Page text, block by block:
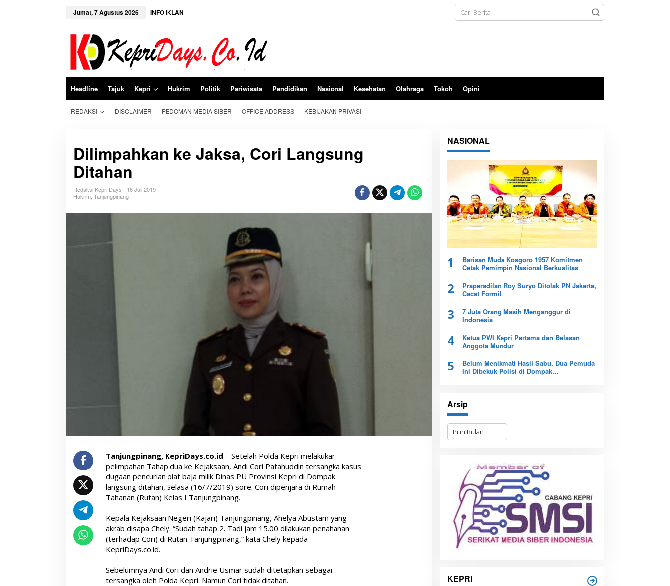
Jumat, 7 Agustus 2026 INFO IKLAN
Headline Tajuk Kepri Hukrim Politik Pariwisata Pendidikan Nasional Kesehatan Olahraga Tokoh Opini
REDAKSI DISCLAIMER PEDOMAN MEDIA SIBER OFFICE ADDRESS KEBIJAKAN PRIVASI
Dilimpahkan ke Jaksa, Cori Langsung
Ditahan
Redaksi Kepri Days
16 Juli 2019
Hukrim Tanjungpinang
Tanjungpinang, KepriDays.co.id – Setelah Polda Kepri melakukan
pelimpahan Tahap dua ke Kejaksaan, Andi Cori Patahuddin tersangka kasus
dugaan pencurian plat baja milik Dinas PU Provinsi Kepri di Dompak
langsung ditahan, Selasa (16/7/2019) sore. Cori dipenjara di Rumah
Tahanan (Rutan) Kelas I Tanjungpinang.
Kepala Kejaksaan Negeri (Kajari) Tanjungpinang, Ahelya Abustam yang
akrab disapa Chely. “Sudah tahap 2. Tadi jam 15.00 dilakukan penahanan
(terhadap Cori) di Rutan Tanjungpinang,” kata Chely kepada
KepriDays.co.id.
Sebelumnya Andi Cori dan Andrie Usmar sudah ditetapkan sebagai
tersangka oleh Polda Kepri. Namun Cori tidak ditahan.
NASIONAL
1
Barisan Muda Kosgoro 1957 Komitmen
Cetak Pemimpin Nasional Berkualitas
2
Praperadilan Roy Suryo Ditolak PN Jakarta,
Cacat Formil
3
7 Juta Orang Masih Menganggur di
Indonesia
4
Ketua PWI Kepri Pertama dan Belasan
Anggota Mundur
5
Belum Menikmati Hasil Sabu, Dua Pemuda
Ini Dibekuk Polisi di Dompak
Arsip
A
s
KEPRI